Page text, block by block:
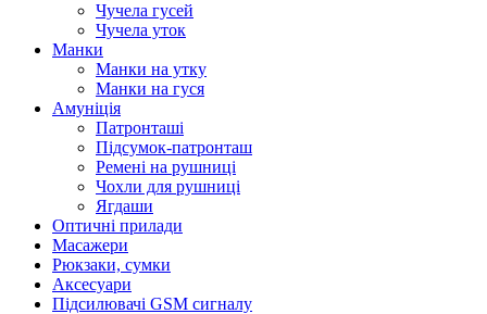
Чучела гусей
Чучела уток
Манки
Манки на утку
Манки на гуся
Амуніція
Патронташі
Підсумок-патронташ
Ремені на рушниці
Чохли для рушниці
Ягдаши
Оптичні прилади
Масажери
Рюкзаки, сумки
Аксесуари
Підсилювачі GSM сигналу